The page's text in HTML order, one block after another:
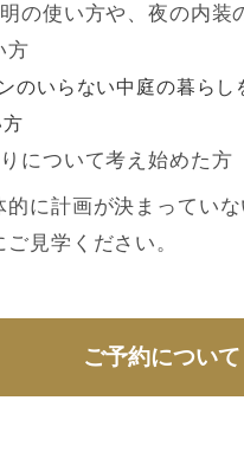
の使い方や、夜の内装
方
のいらない中庭の暮らし
について考え始めた方
的に計画が決まっていな
ご見学ください。
ご予約について